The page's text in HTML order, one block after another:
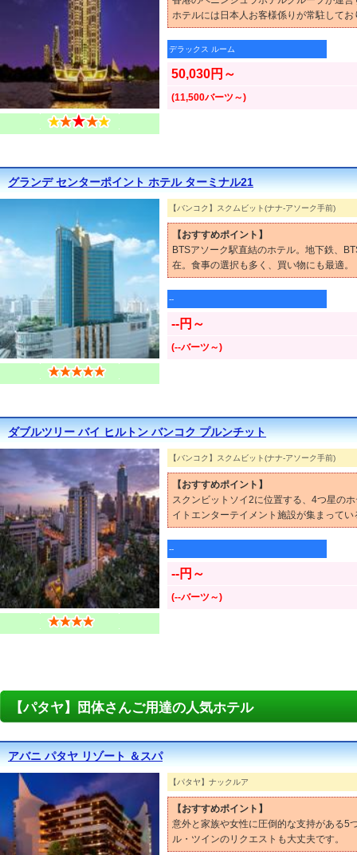
ホテルには日本人お客様係りが常駐して
デラックス ルーム
50,030円～
(11,500バーツ～)
グランデ センターポイント ホテル ターミナル21
【バンコク】スクムビット(ナナ-アソーク手前)
【おすすめポイント】
BTSアソーク駅直結のホテル。地下鉄、
在。食事の選択も多く、買い物にも最適。
--
--円～
(--バーツ～)
ダブルツリー バイ ヒルトン バンコク プルンチット
【バンコク】スクムビット(ナナ-アソーク手前)
【おすすめポイント】
スクンビットソイ2に位置する、4つ星の
イトエンターテイメント施設が集まって
--
--円～
(--バーツ～)
【パタヤ】団体さんご用達の人気ホテル
アバニ パタヤ リゾート ＆スパ
【パタヤ】ナックルア
【おすすめポイント】
意外と家族や女性に圧倒的な支持がある5
ル・ツインのリクエストも大丈夫です。